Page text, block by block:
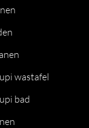
wastafel
bad